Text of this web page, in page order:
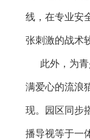
线，在专业安
张刺激的战术
此外，为青
满爱心的流浪
现。园区同步
播导视等于一